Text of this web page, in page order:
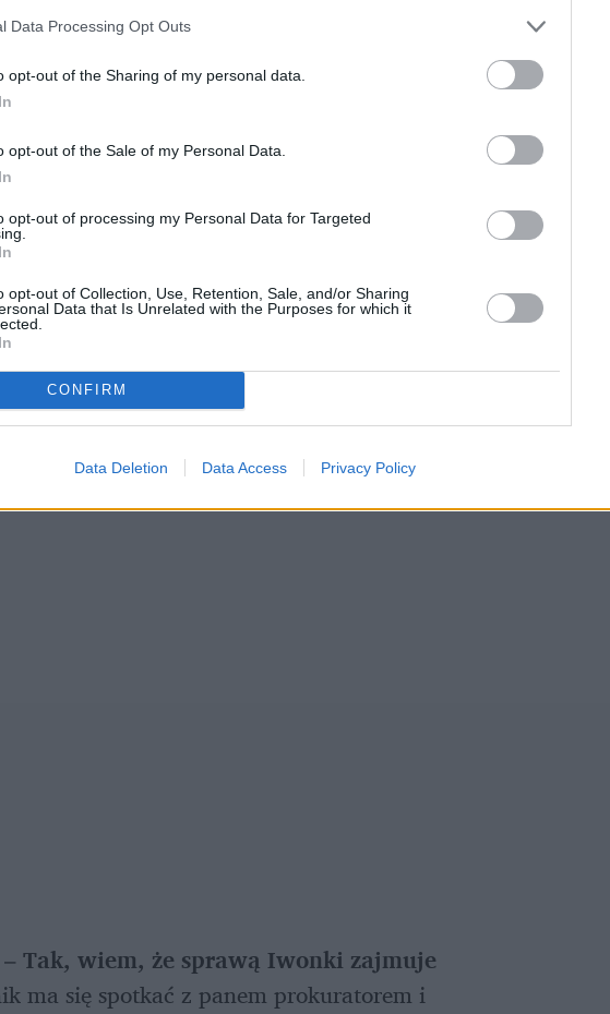
Data Processing Opt Outs
opt-out of the Sharing of my personal data.
opt-out of the Sale of my Personal Data.
opt-out of processing my Personal Data for Targeted
opt-out of Collection, Use, Retention, Sale, and/or Sharing
Data that Is Unrelated with the Purposes for which it
CONFIRM
Data Deletion Data Access Privacy Policy
Tak, wiem, że sprawą Iwonki zajmuje
ma się spotkać z panem prokuratorem i